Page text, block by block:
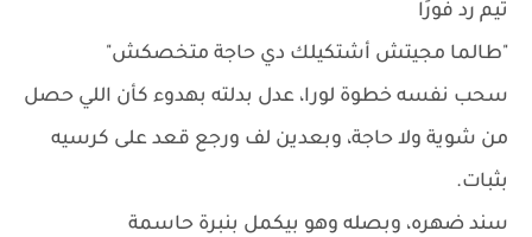
تيم رد فورًا
"طالما مجيتش أشتكيلك دي حاجة متخصكش"
سحب نفسه خطوة لورا، عدل بدلته بهدوء كأن اللي حصل
من شوية ولا حاجة، وبعدين لف ورجع قعد على كرسيه
بثبات.
سند ضهره، وبصله وهو بيكمل بنبرة حاسمة